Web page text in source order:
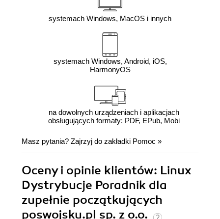
systemach Windows, MacOS i innych
systemach Windows, Android, iOS,
HarmonyOS
na dowolnych urządzeniach i aplikacjach
obsługujących formaty: PDF, EPub, Mobi
Masz pytania? Zajrzyj do zakładki Pomoc »
Oceny i opinie klientów: Linux
Dystrybucje Poradnik dla
zupełnie początkujących
poswojsku.pl sp. z o.o.